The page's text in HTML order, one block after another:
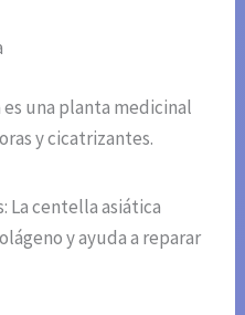
es una planta medicinal
y cicatrizantes.
La centella asiática
y ayuda a reparar